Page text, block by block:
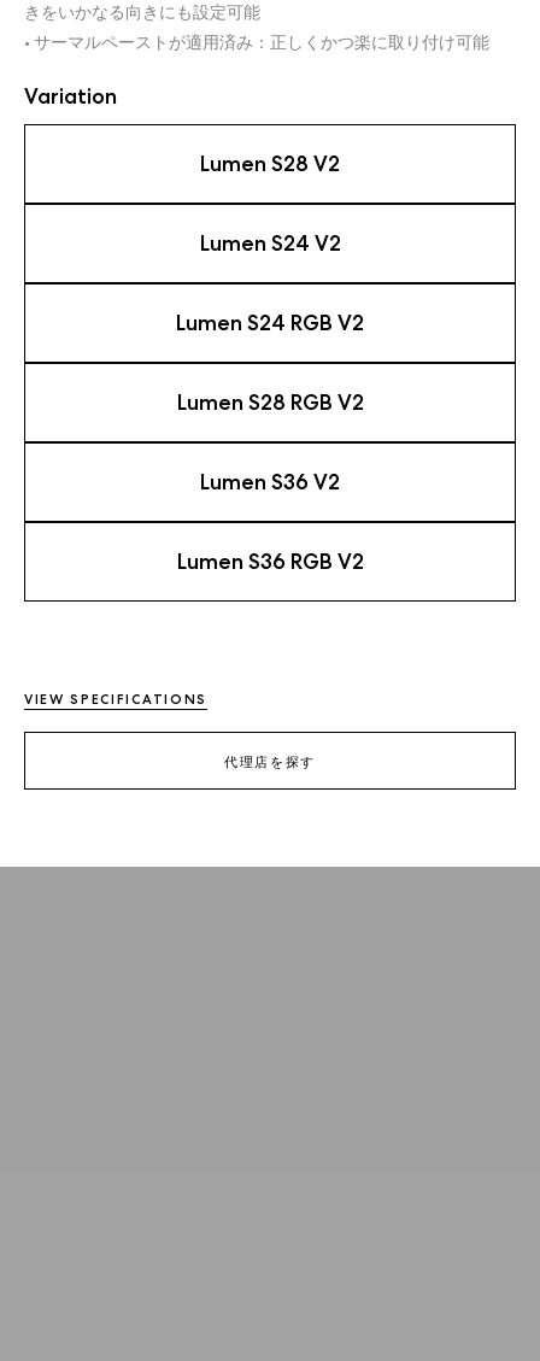
きをいかなる向きにも設定可能
• サーマルペーストが適用済み：正しくかつ楽に取り付け可能
Variation
Lumen S28 V2
Lumen S24 V2
Lumen S24 RGB V2
Lumen S28 RGB V2
Lumen S36 V2
Lumen S36 RGB V2
VIEW SPECIFICATIONS
代理店を探す